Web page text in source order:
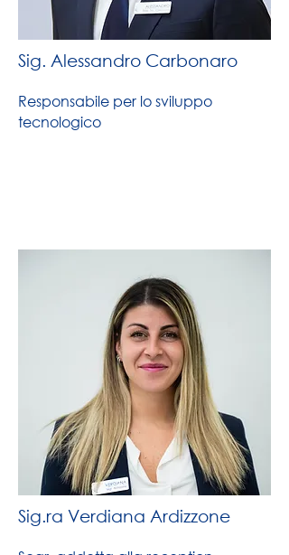
Sig. Alessandro Carbonaro
Responsabile per lo sviluppo
tecnologico
Sig.ra Verdiana Ardizzone